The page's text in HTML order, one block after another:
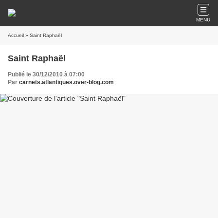
MENU
Accueil » Saint Raphaël
Saint Raphaël
Publié le 30/12/2010 à 07:00
Par carnets.atlantiques.over-blog.com